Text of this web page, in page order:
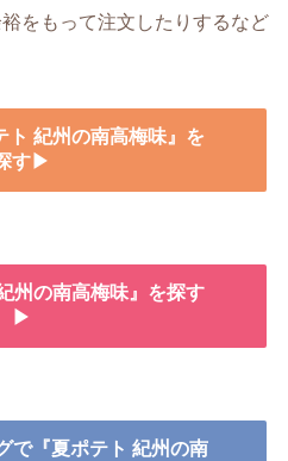
をもって注文したりするなど
紀州の南高梅味』を
す▶
州の南高梅味』を探す
▶
で『夏ポテト 紀州の南